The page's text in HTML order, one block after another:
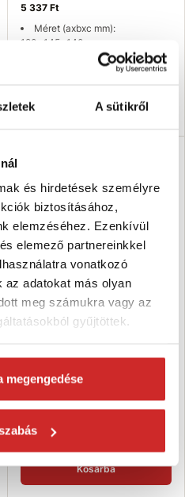
A sütikről
és hirdetések személyre
biztosításához,
elemzéséhez. Ezenkívül
elemező partnereinkkel
vonatkozó
az adatokat más olyan
meg számukra vagy az
gyűjtöttek.
megengedése
5 337 Ft
Méret (axbxc mm):
190x145x140 mm
VÉDETTSÉG (IP): IP55
Kosárba
Tracon electric Szerelődoboz
100x100x120 mm
Raktáron 6 db
Kosárba